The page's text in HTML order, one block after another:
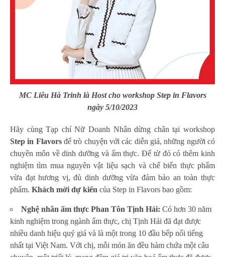
MC Liêu Hà Trinh là Host cho workshop Step in Flavors
ngày 5/10/2023
Hãy cùng Tạp chí Nữ Doanh Nhân dừng chân tại workshop
Step in Flavorsđể trò chuyện với các diễn giả, những người có
chuyên môn về dinh dưỡng và ẩm thực. Để từ đó có thêm kinh
nghiệm tìm mua nguyên vật liệu sạch và chế biến thực phẩm
vừa đạt hương vị, đủ dinh dưỡng vừa đảm bảo an toàn thực
phẩm. Khách mời dự kiến của Step in Flavors bao gồm:
Nghệ nhân ẩm thực Phan Tôn Tịnh Hải: Có hơn 30 năm
kinh nghiệm trong ngành ẩm thực, chị Tịnh Hải đã đạt được
nhiều danh hiệu quý giá và là một trong 10 đầu bếp nổi tiếng
nhất tại Việt Nam. Với chị, mỗi món ăn đều hàm chứa một câu